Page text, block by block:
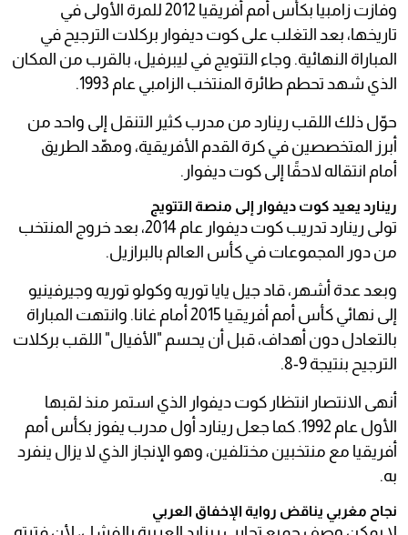
وفازت زامبيا بكأس أمم أفريقيا 2012 للمرة الأولى في
تاريخها، بعد التغلب على كوت ديفوار بركلات الترجيح في
المباراة النهائية. وجاء التتويج في ليبرفيل، بالقرب من المكان
الذي شهد تحطم طائرة المنتخب الزامبي عام 1993.
حوّل ذلك اللقب رينارد من مدرب كثير التنقل إلى واحد من
أبرز المتخصصين في كرة القدم الأفريقية، ومهّد الطريق
أمام انتقاله لاحقًا إلى كوت ديفوار.
رينارد يعيد كوت ديفوار إلى منصة التتويج
تولى رينارد تدريب كوت ديفوار عام 2014، بعد خروج المنتخب
من دور المجموعات في كأس العالم بالبرازيل.
وبعد عدة أشهر، قاد جيل يايا توريه وكولو توريه وجيرفينيو
إلى نهائي كأس أمم أفريقيا 2015 أمام غانا. وانتهت المباراة
بالتعادل دون أهداف، قبل أن يحسم "الأفيال" اللقب بركلات
الترجيح بنتيجة 9-8.
أنهى الانتصار انتظار كوت ديفوار الذي استمر منذ لقبها
الأول عام 1992. كما جعل رينارد أول مدرب يفوز بكأس أمم
أفريقيا مع منتخبين مختلفين، وهو الإنجاز الذي لا يزال ينفرد
به.
نجاح مغربي يناقض رواية الإخفاق العربي